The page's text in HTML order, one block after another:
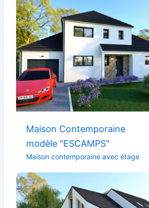
Maison Contemporaine
modèle "ESCAMPS"
Maison contemporaine avec étage